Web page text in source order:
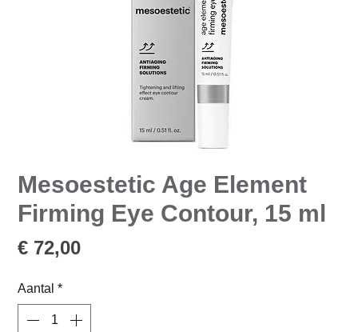
Mesoestetic Age Element
Firming Eye Contour, 15 ml
€ 72,00Prijs
Aantal *